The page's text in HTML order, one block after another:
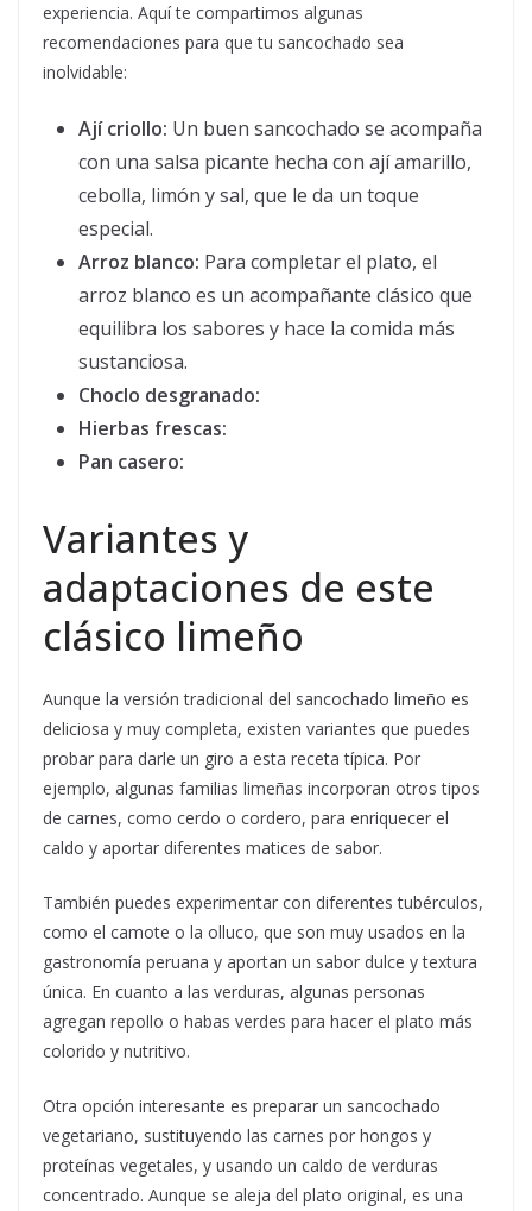
experiencia. Aquí te compartimos algunas
recomendaciones para que tu sancochado sea
inolvidable:
Ají criollo: Un buen sancochado se acompaña
con una salsa picante hecha con ají amarillo,
cebolla, limón y sal, que le da un toque
especial.
Arroz blanco: Para completar el plato, el
arroz blanco es un acompañante clásico que
equilibra los sabores y hace la comida más
sustanciosa.
Choclo desgranado:
Hierbas frescas:
Pan casero:
Variantes y
adaptaciones de este
clásico limeño
Aunque la versión tradicional del sancochado limeño es
deliciosa y muy completa, existen variantes que puedes
probar para darle un giro a esta receta típica. Por
ejemplo, algunas familias limeñas incorporan otros tipos
de carnes, como cerdo o cordero, para enriquecer el
caldo y aportar diferentes matices de sabor.
También puedes experimentar con diferentes tubérculos,
como el camote o la olluco, que son muy usados en la
gastronomía peruana y aportan un sabor dulce y textura
única. En cuanto a las verduras, algunas personas
agregan repollo o habas verdes para hacer el plato más
colorido y nutritivo.
Otra opción interesante es preparar un sancochado
vegetariano, sustituyendo las carnes por hongos y
proteínas vegetales, y usando un caldo de verduras
concentrado. Aunque se aleja del plato original, es una